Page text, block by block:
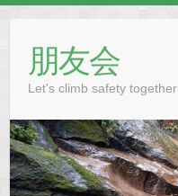
content朋友会
Let's climb safety together